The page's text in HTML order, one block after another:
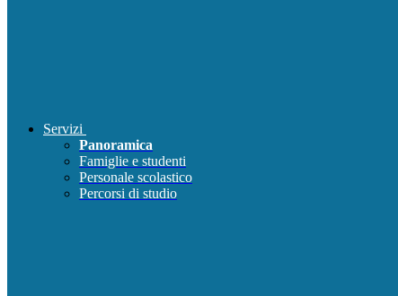
Servizi
Panoramica
Famiglie e studenti
Personale scolastico
Percorsi di studio